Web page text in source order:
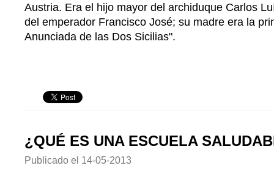
Austria. Era el hijo mayor del archiduque Carlos
del emperador Francisco José; su madre era la
Anunciada de las Dos Sicilias".
¿QUÉ ES UNA ESCUELA
Publicado el 14-05-2013